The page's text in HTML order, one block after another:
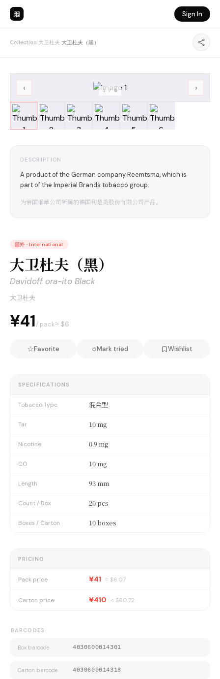
烟 Sign In
Collection›大卫杜夫›大卫杜夫（黑）
‹ ›
1/6
DESCRIPTION
A product of the German company Reemtsma, which is
part of the Imperial Brands tobacco group.
为帝国烟草公司所属的德国利是美股份有限公司产品。
国外 · International
大卫杜夫（黑）
Davidoff ora-ito Black
大卫杜夫
¥41/ pack≈ $6
☆Favorite ○Mark tried Wishlist
SPECIFICATIONS
Tobacco Type 混合型
Tar 10 mg
Nicotine 0.9 mg
CO 10 mg
Length 93 mm
Count / Box 20 pcs
Boxes / Carton 10 boxes
PRICING
Pack price ¥41 ≈ $6.07
Carton price ¥410 ≈ $60.72
BARCODES
Box barcode 4030600014301
Carton barcode 4030600014318